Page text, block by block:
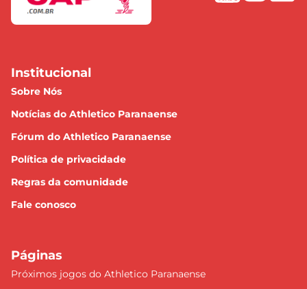
Institucional
Sobre Nós
Notícias do Athletico Paranaense
Fórum do Athletico Paranaense
Política de privacidade
Regras da comunidade
Fale conosco
Páginas
Próximos jogos do Athletico Paranaense